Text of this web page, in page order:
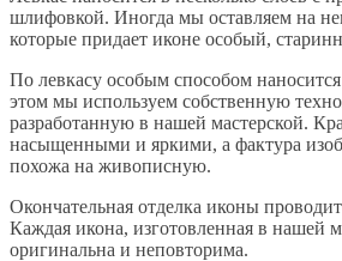
шлифовкой. Иногда мы оставляем на
которые придает иконе особый,
По левкасу особым способом
этом мы используем собственную
разработанную в нашей мастерской.
насыщенными и яркими, а фактура
похожа на живописную.
Окончательная отделка иконы
Каждая икона, изготовленная в нашей
оригинальна и неповторима.